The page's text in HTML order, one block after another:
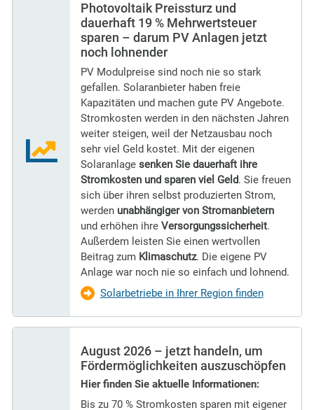
Photovoltaik Preissturz und
dauerhaft 19 % Mehrwertsteuer
sparen – darum PV Anlagen jetzt
noch lohnender
PV Modulpreise sind noch nie so stark
gefallen. Solaranbieter haben freie
Kapazitäten und machen gute PV Angebote.
Stromkosten werden in den nächsten Jahren
weiter steigen, weil der Netzausbau noch
sehr viel Geld kostet. Mit der eigenen
Solaranlage senken Sie dauerhaft ihre
Stromkosten und sparen viel Geld. Sie freuen
sich über ihren selbst produzierten Strom,
werden unabhängiger von Stromanbietern
und erhöhen ihre Versorgungssicherheit.
Außerdem leisten Sie einen wertvollen
Beitrag zum Klimaschutz. Die eigene PV
Anlage war noch nie so einfach und lohnend.
Solarbetriebe in Ihrer Region finden
August 2026 – jetzt handeln, um
Fördermöglichkeiten auszuschöpfen
Hier finden Sie aktuelle Informationen:
Bis zu 70 % Stromkosten sparen mit eigener